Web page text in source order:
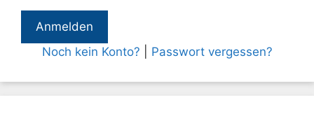
Noch kein Konto? Passwort vergessen?